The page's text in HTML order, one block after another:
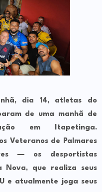
dia 14, atletas do
de uma manhã de
em Itapetinga.
Veteranos de Palmares
— os desportistas
Nova, que realiza seus
e atualmente joga seus